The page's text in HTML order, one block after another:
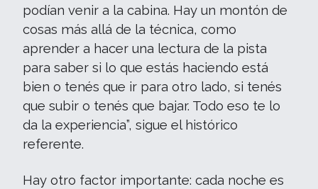
podían venir a la cabina. Hay un montón de
cosas más allá de la técnica, como
aprender a hacer una lectura de la pista
para saber si lo que estás haciendo está
bien o tenés que ir para otro lado, si tenés
que subir o tenés que bajar. Todo eso te lo
da la experiencia”, sigue el histórico
referente.
Hay otro factor importante: cada noche es